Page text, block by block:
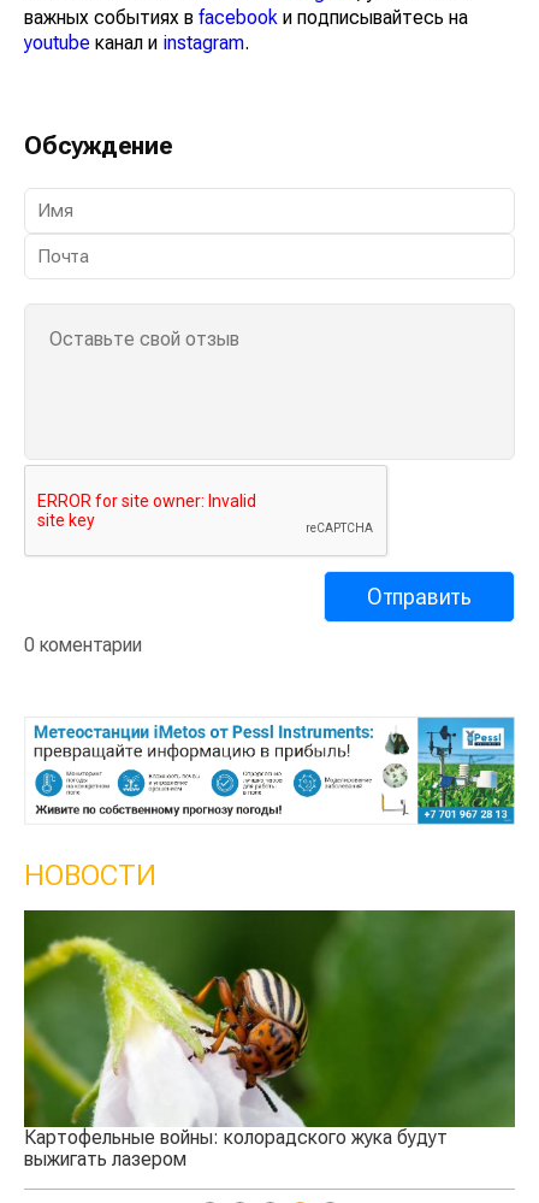
важных событиях в facebook и подписывайтесь на
youtube канал и instagram.
Обсуждение
0 коментарии
НОВОСТИ
Картофельные войны: колорадского жука будут
выжигать лазером